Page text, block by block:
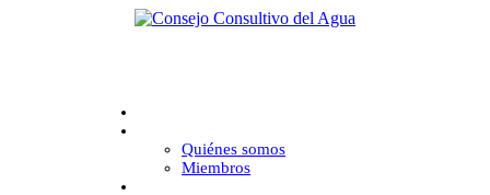
Quiénes somos
Miembros